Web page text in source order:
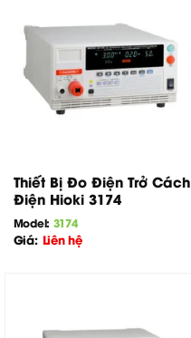
Thiết Bị Đo Điện Trở Cách
Điện Hioki 3174
Model: 3174
Giá: Liên hệ